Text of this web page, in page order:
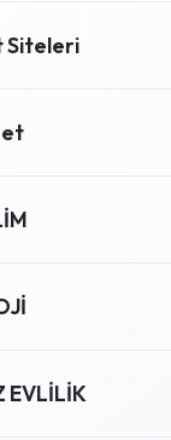
Siteleri
EVLİLİK